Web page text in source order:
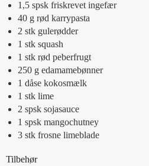
1,5 spsk friskrevet ingefær
40 g rød karrypasta
2 stk gulerødder
1 stk squash
1 stk rød peberfrugt
250 g edamamebønner
1 dåse kokosmælk
1 stk lime
2 spsk sojasauce
1 spsk mangochutney
3 stk frosne limeblade
Tilbehør